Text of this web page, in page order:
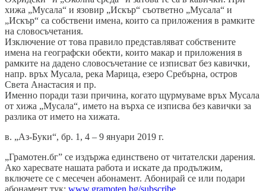
хижа „Мусала“ и язовир „Искър“ съответно „Мусала“ и
„Искър“ са собствени имена, които са приложения в рамките
на словосъчетания.
Изключение от това правило представляват собствените
имена на географски обекти, които макар и приложения в
рамките на дадено словосъчетание се изписват без кавички,
напр. връх Мусала, река Марица, езеро Сребърна, остров
Света Анастасия и пр.
Именно поради тази причина, когато щурмуваме връх Мусала
от хижа „Мусала“, името на върха се изписва без кавички за
разлика от името на хижата.
в. „Аз-Буки“, бр. 1, 4 – 9 януари 2019 г.
„Грамотен.бг” се издържа единствено от читателски дарения.
Ако харесвате нашата работа и искате да продължим,
включете се с месечен абонамент. Абонирай се или подари
абонамент тук: www.gramoten.bg/subscribe